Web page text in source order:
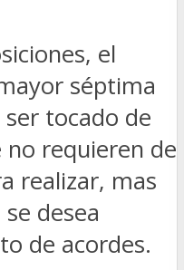
el
séptima
tocado de
requieren de
realizar, mas
desea
de acordes.